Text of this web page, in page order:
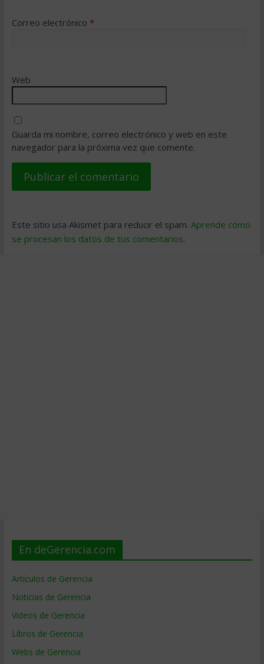
Correo electrónico *
Web
Guarda mi nombre, correo electrónico y web en este
navegador para la próxima vez que comente.
Este sitio usa Akismet para reducir el spam. Aprende cómo
se procesan los datos de tus comentarios.
En deGerencia.com
Artículos de Gerencia
Noticias de Gerencia
Videos de Gerencia
Libros de Gerencia
Webs de Gerencia